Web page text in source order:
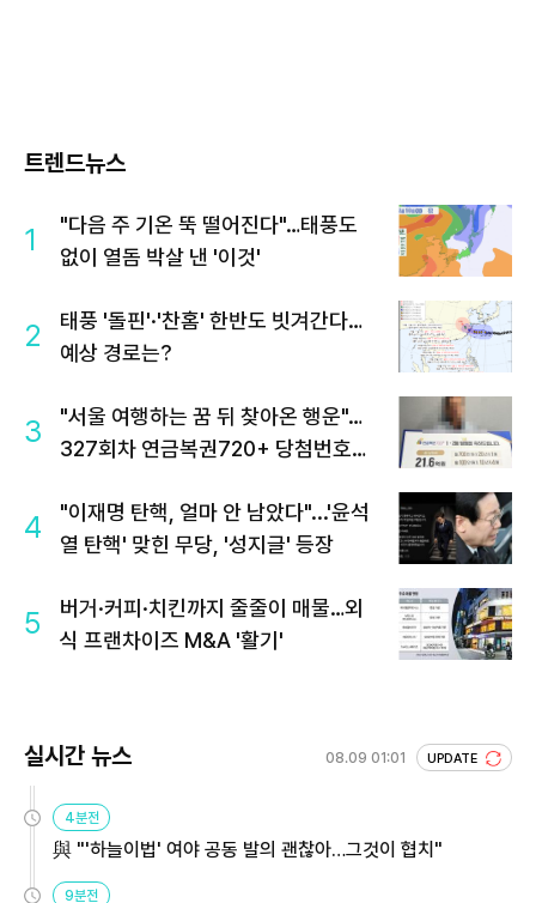
트렌드뉴스
1
"다음 주 기온 뚝 떨어진다"…태풍도
없이 열돔 박살 낸 '이것'
2
태풍 '돌핀'·'찬홈' 한반도 빗겨간다…
예상 경로는?
3
"서울 여행하는 꿈 뒤 찾아온 행운"…
327회차 연금복권720+ 당첨번호조
4
"이재명 탄핵, 얼마 안 남았다"...'윤석
열 탄핵' 맞힌 무당, '성지글' 등장
5
버거·커피·치킨까지 줄줄이 매물…외
식 프랜차이즈 M&A '활기'
실시간 뉴스 08.09 01:01 UPDATE
4분전
與 "'하늘이법' 여야 공동 발의 괜찮아…그것이 협치"
9분전